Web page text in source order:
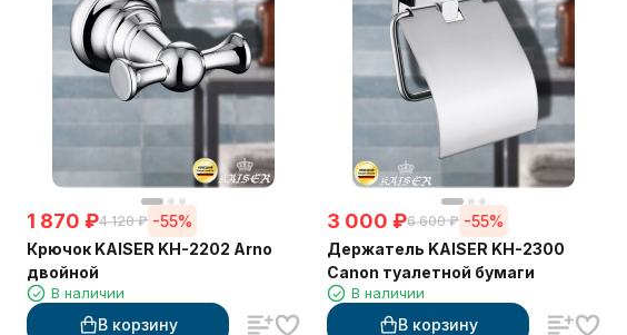
1 870 ₽4 120 ₽ -55%
Крючок KAISER KH-2202 Arno
двойной
В наличии
В корзину
3 000 ₽6 600 ₽ -55%
Держатель KAISER KH-2300
Canon туалетной бумаги
В наличии
В корзину